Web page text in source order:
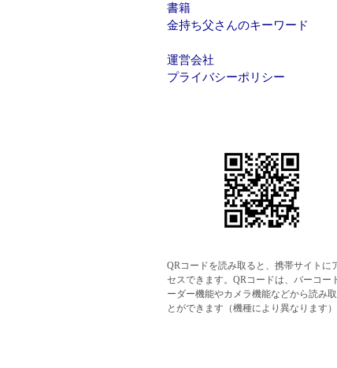
書籍
金持ち父さんのキーワード
運営会社
プライバシーポリシー
QRコードを読み取ると、携帯サイトに
セスできます。QRコードは、バーコー
ーダー機能やカメラ機能などから読み取
とができます（機種により異なります）